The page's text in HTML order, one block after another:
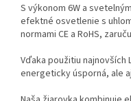
S výkonom 6W a
efektné osvetlenie s
normami CE a RoHS,
Vďaka použitiu najnovších
energeticky úsporná, ale